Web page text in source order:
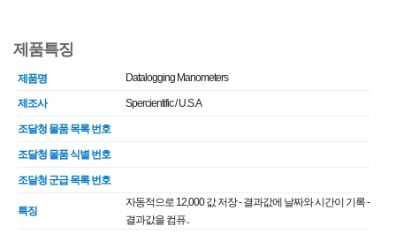
제품특징
제품명 Datalogging Manometers
제조사 Spercientific / U.S.A
조달청 물품 목록 번호
조달청 물품 식별 번호
조달청 군급 목록 번호
특징
자동적으로 12,000 값 저장 - 결과값에 날짜와 시간이 기록 -
결과값을 컴퓨..